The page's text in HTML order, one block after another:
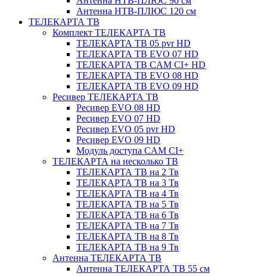
Антенна НТВ-ПЛЮС 120 см
ТЕЛЕКАРТА ТВ
Комплект ТЕЛЕКАРТА ТВ
ТЕЛЕКАРТА ТВ 05 pvr HD
ТЕЛЕКАРТА ТВ EVO 07 HD
ТЕЛЕКАРТА ТВ CAM CI+ HD
ТЕЛЕКАРТА ТВ EVO 08 HD
ТЕЛЕКАРТА ТВ EVO 09 HD
Ресивер ТЕЛЕКАРТА ТВ
Ресивер EVO 08 HD
Ресивер EVO 07 HD
Ресивер EVO 05 pvr HD
Ресивер EVO 09 HD
Модуль доступа CAM CI+
ТЕЛЕКАРТА на несколько ТВ
ТЕЛЕКАРТА ТВ на 2 Тв
ТЕЛЕКАРТА ТВ на 3 Тв
ТЕЛЕКАРТА ТВ на 4 Тв
ТЕЛЕКАРТА ТВ на 5 Тв
ТЕЛЕКАРТА ТВ на 6 Тв
ТЕЛЕКАРТА ТВ на 7 Тв
ТЕЛЕКАРТА ТВ на 8 Тв
ТЕЛЕКАРТА ТВ на 9 Тв
Антенна ТЕЛЕКАРТА ТВ
Антенна ТЕЛЕКАРТА ТВ 55 см